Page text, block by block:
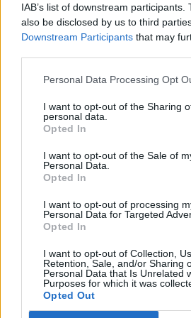
IAB’s list of downstream
also be disclosed by us to third
Downstream Participants that may
Personal Data Processing Opt
I want to opt-out of the Sharing
personal data.
Opted In
I want to opt-out of the Sale of
Personal Data.
Opted In
I want to opt-out of processing
Personal Data for Targeted
Opted In
I want to opt-out of Collection,
Retention, Sale, and/or Sharing
Personal Data that Is Unrelated
Purposes for which it was
Opted Out
apšvitos dozės“, –
metu atominėje elektrinėje
proc. arba 73 tūkst. tonų
Pagrindinė išmontuojamų
separatorių funkcija buvo iš
reaktoriaus patenkantį
atskirti į garą ir vandenį.
Garai iš garo būgnų
kreipiami į turbinas
gaminti, o atskirtas vanduo